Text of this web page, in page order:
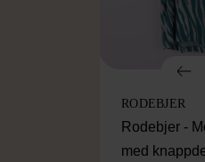
RODEBJER
Rodebjer -
med